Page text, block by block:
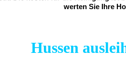
werten Sie Ihre
Hussen